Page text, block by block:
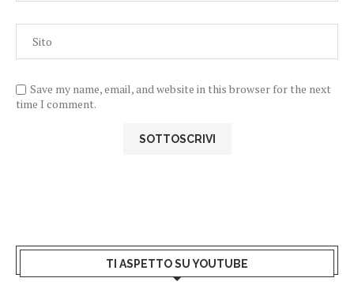
Save my name, email, and website in this browser for the next
time I comment.
TI ASPETTO SU YOUTUBE